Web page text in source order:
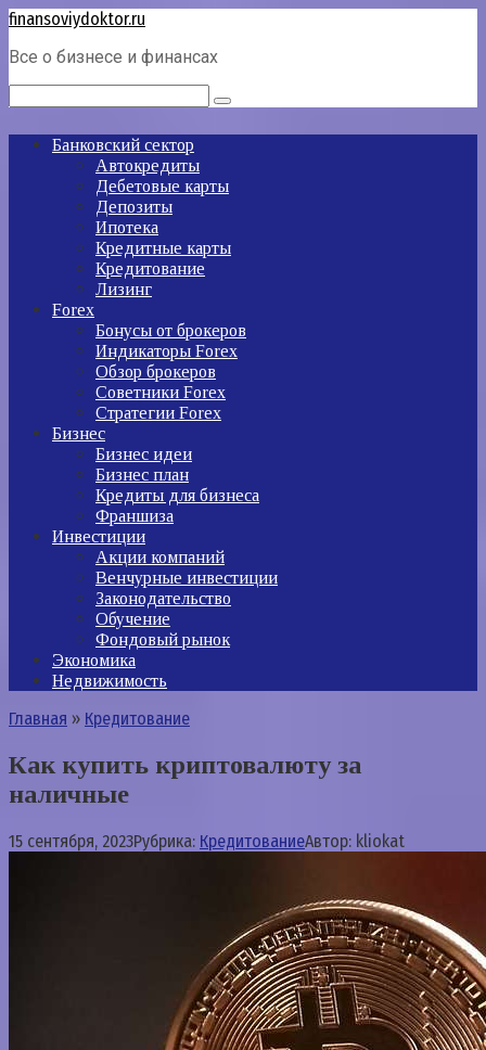
Перейти
контенту
finansoviydoktor.ru
Все о бизнесе и финансах
Банковский сектор
Автокредиты
Дебетовые карты
Депозиты
Ипотека
Кредитные карты
Кредитование
Лизинг
Forex
Бонусы от брокеров
Индикаторы Forex
Обзор брокеров
Советники Forex
Стратегии Forex
Бизнес
Бизнес идеи
Бизнес план
Кредиты для бизнеса
Франшиза
Инвестиции
Акции компаний
Венчурные инвестиции
Законодательство
Обучение
Фондовый рынок
Экономика
Недвижимость
Главная » Кредитование
Как купить криптовалюту за
наличные
15 сентября, 2023Рубрика: КредитованиеАвтор: kliokat